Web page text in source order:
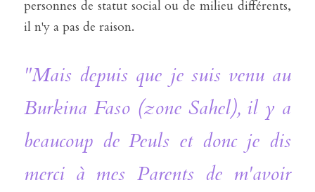
personnes de statut social ou de milieu différents,
il n'y a pas de raison.
"Mais depuis que je suis venu au
Burkina Faso (zone Sahel), il y a
beaucoup de Peuls et donc je dis
merci à mes Parents de m'avoir